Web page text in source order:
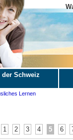
der Schweiz
Lernen
1 2 3 4 5 6